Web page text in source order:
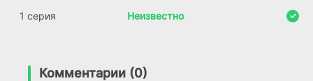
1 серия Неизвестно
Комментарии (0)